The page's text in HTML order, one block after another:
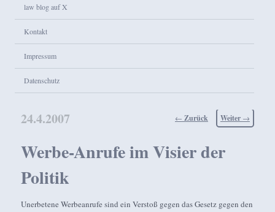
law blog auf X
Kontakt
Impressum
Datenschutz
Beitragsnavigation
← Zurück Weiter →
Werbe-Anrufe im Visier der
Politik
24.4.2007
Unerbetene Werbeanrufe sind ein Verstoß gegen das Gesetz gegen den